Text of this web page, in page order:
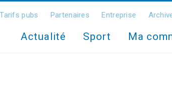
Tarifs pubs Partenaires Entreprise
Actualité Sport Ma